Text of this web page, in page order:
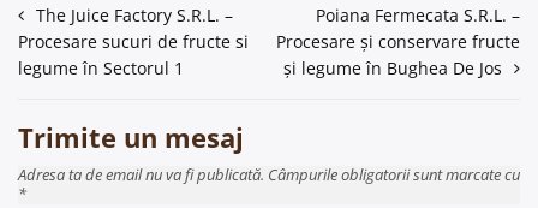
Navigare
în
The Juice Factory S.R.L. –
Procesare sucuri de fructe si
legume în Sectorul 1
Poiana Fermecata S.R.L. –
Procesare și conservare fructe
și legume în Bughea De Jos
Trimite un mesaj
Adresa ta de email nu va fi publicată. Câmpurile obligatorii sunt marcate cu
*